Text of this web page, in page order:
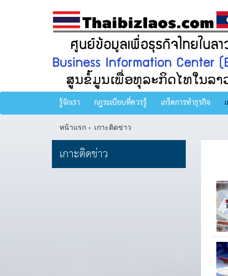
รู้จักเรา กฎระเบียบที่ควรรู้ เกร็ดการทำธุรกิจ
หน้าแรก เกาะติดข่าว
เกาะติดข่าว